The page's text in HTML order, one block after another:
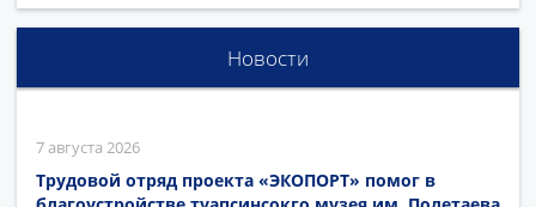
Новости
7 августа 2026
Трудовой отряд проекта «ЭКОПОРТ» помог в